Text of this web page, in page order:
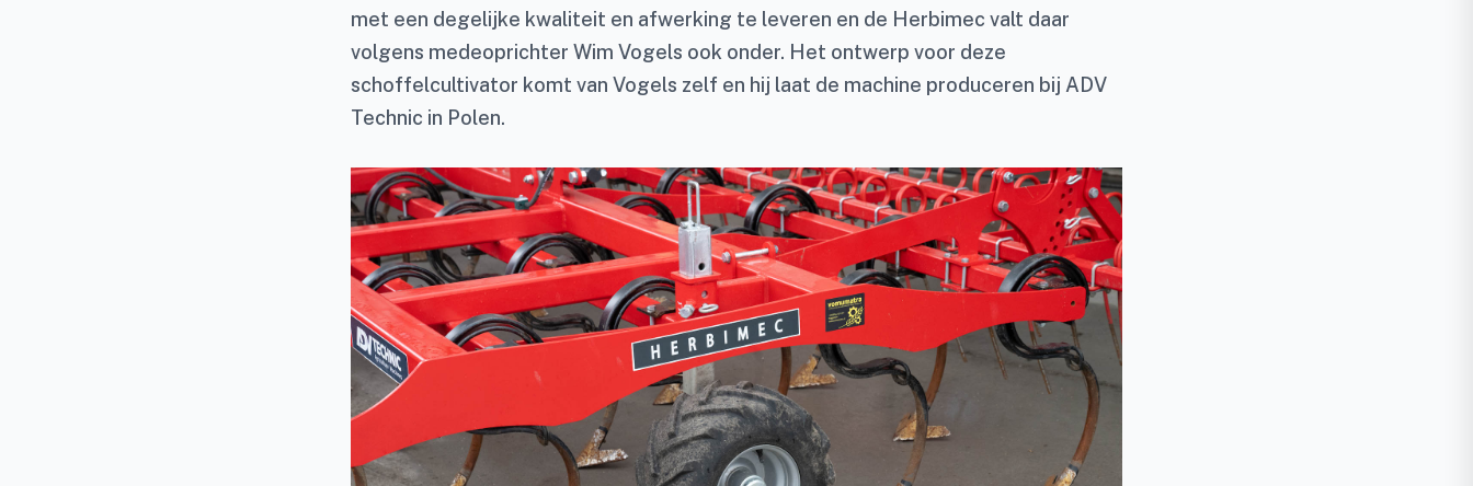
met een degelijke kwaliteit en afwerking te leveren en de Herbimec valt daar
volgens medeoprichter Wim Vogels ook onder. Het ontwerp voor deze
schoffelcultivator komt van Vogels zelf en hij laat de machine produceren bij ADV
Technic in Polen.